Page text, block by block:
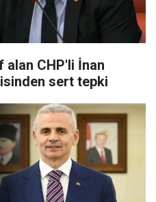
CHP'li İnan
sert tepki